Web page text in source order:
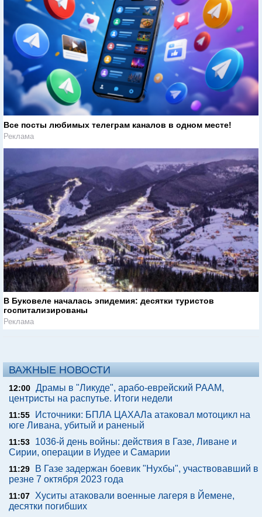
Все посты любимых телеграм каналов в одном месте!
Реклама
В Буковеле началась эпидемия: десятки туристов
госпитализированы
Реклама
ВАЖНЫЕ НОВОСТИ
12:00 Драмы в "Ликуде", арабо-еврейский РААМ,
центристы на распутье. Итоги недели
11:55
Источники: БПЛА ЦАХАЛа атаковал мотоцикл на
юге Ливана, убитый и раненый
11:53
1036-й день войны: действия в Газе, Ливане и
Сирии, операции в Иудее и Самарии
11:29
В Газе задержан боевик "Нухбы", участвовавший в
резне 7 октября 2023 года
11:07 Хуситы атаковали военные лагеря в Йемене,
десятки погибших